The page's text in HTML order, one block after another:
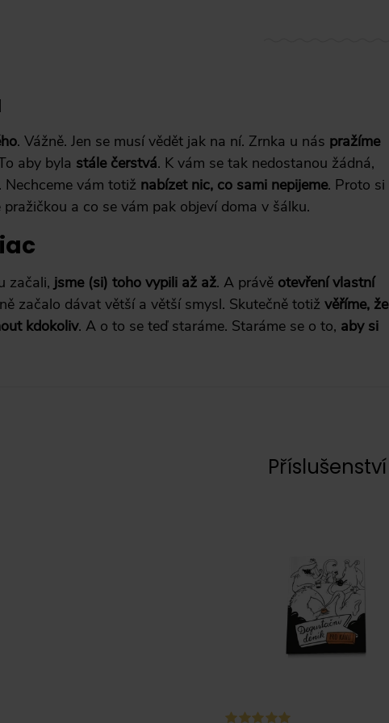
. Vážně. Jen se musí vědět jak na ní. Zrnka u nás pražíme
aby byla stále čerstvá. K vám se tak nedostanou žádná,
vám totiž nabízet nic, co sami nepijeme. Proto si
a co se vám pak objeví doma v šálku.
začali, jsme (si) toho vypili až až. A právě otevření vlastní
začalo dávat větší a větší smysl. Skutečně totiž věříme, že
kdokoliv. A o to se teď staráme. Staráme se o to, aby si
Příslušenství